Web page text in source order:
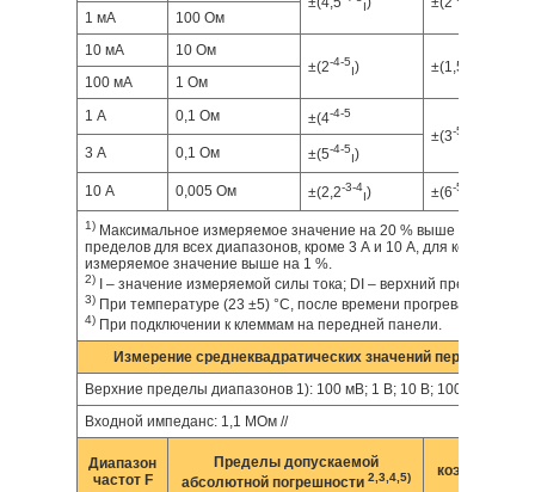
1 мА
100 Ом
10 мА
10 Ом
±(2-4-5 ) ±(1,5
100 мА
1 Ом
1 А
0,1 Ом ±(4-4-5
±(3-5
3 А
0,1 Ом ±(5-4-5 )
10 А 0,005 Ом ±(2,2-3-4 ) ±(6-5
1) Максимальное измеряемое значение на 20 % выше указанных
пределов для всех диапазонов, кроме 3 А и 10 А, для которых
измеряемое значение выше на 1 %.
2) I – значение измеряемой силы тока; DI – верхний предел
3) При температуре (23 ±5) °C, после времени прогрева 30 минут.
4) При подключении к клеммам на передней панели.
Измерение среднеквадратических значений переменного
Верхние пределы диапазонов 1): 100 мВ; 1 В; 10 В; 100 В; 750 В
Входной импеданс: 1,1 МОм //
Диапазон
частот F
Пределы допускаемой
абсолютной погрешности 2,3,4,5)
коэффициент